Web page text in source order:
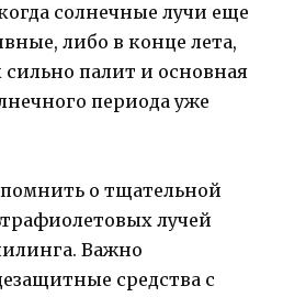
солнечные лучи еще
либо в конце лета,
сильно палит и основная
периода уже
о тщательной
лучей
Важно
средства с